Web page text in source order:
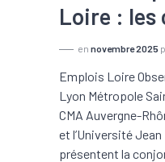
Loire :
en novembre 2025
Emplois Loire
Lyon Métropole
CMA Auvergne-
et l’Université
présentent la